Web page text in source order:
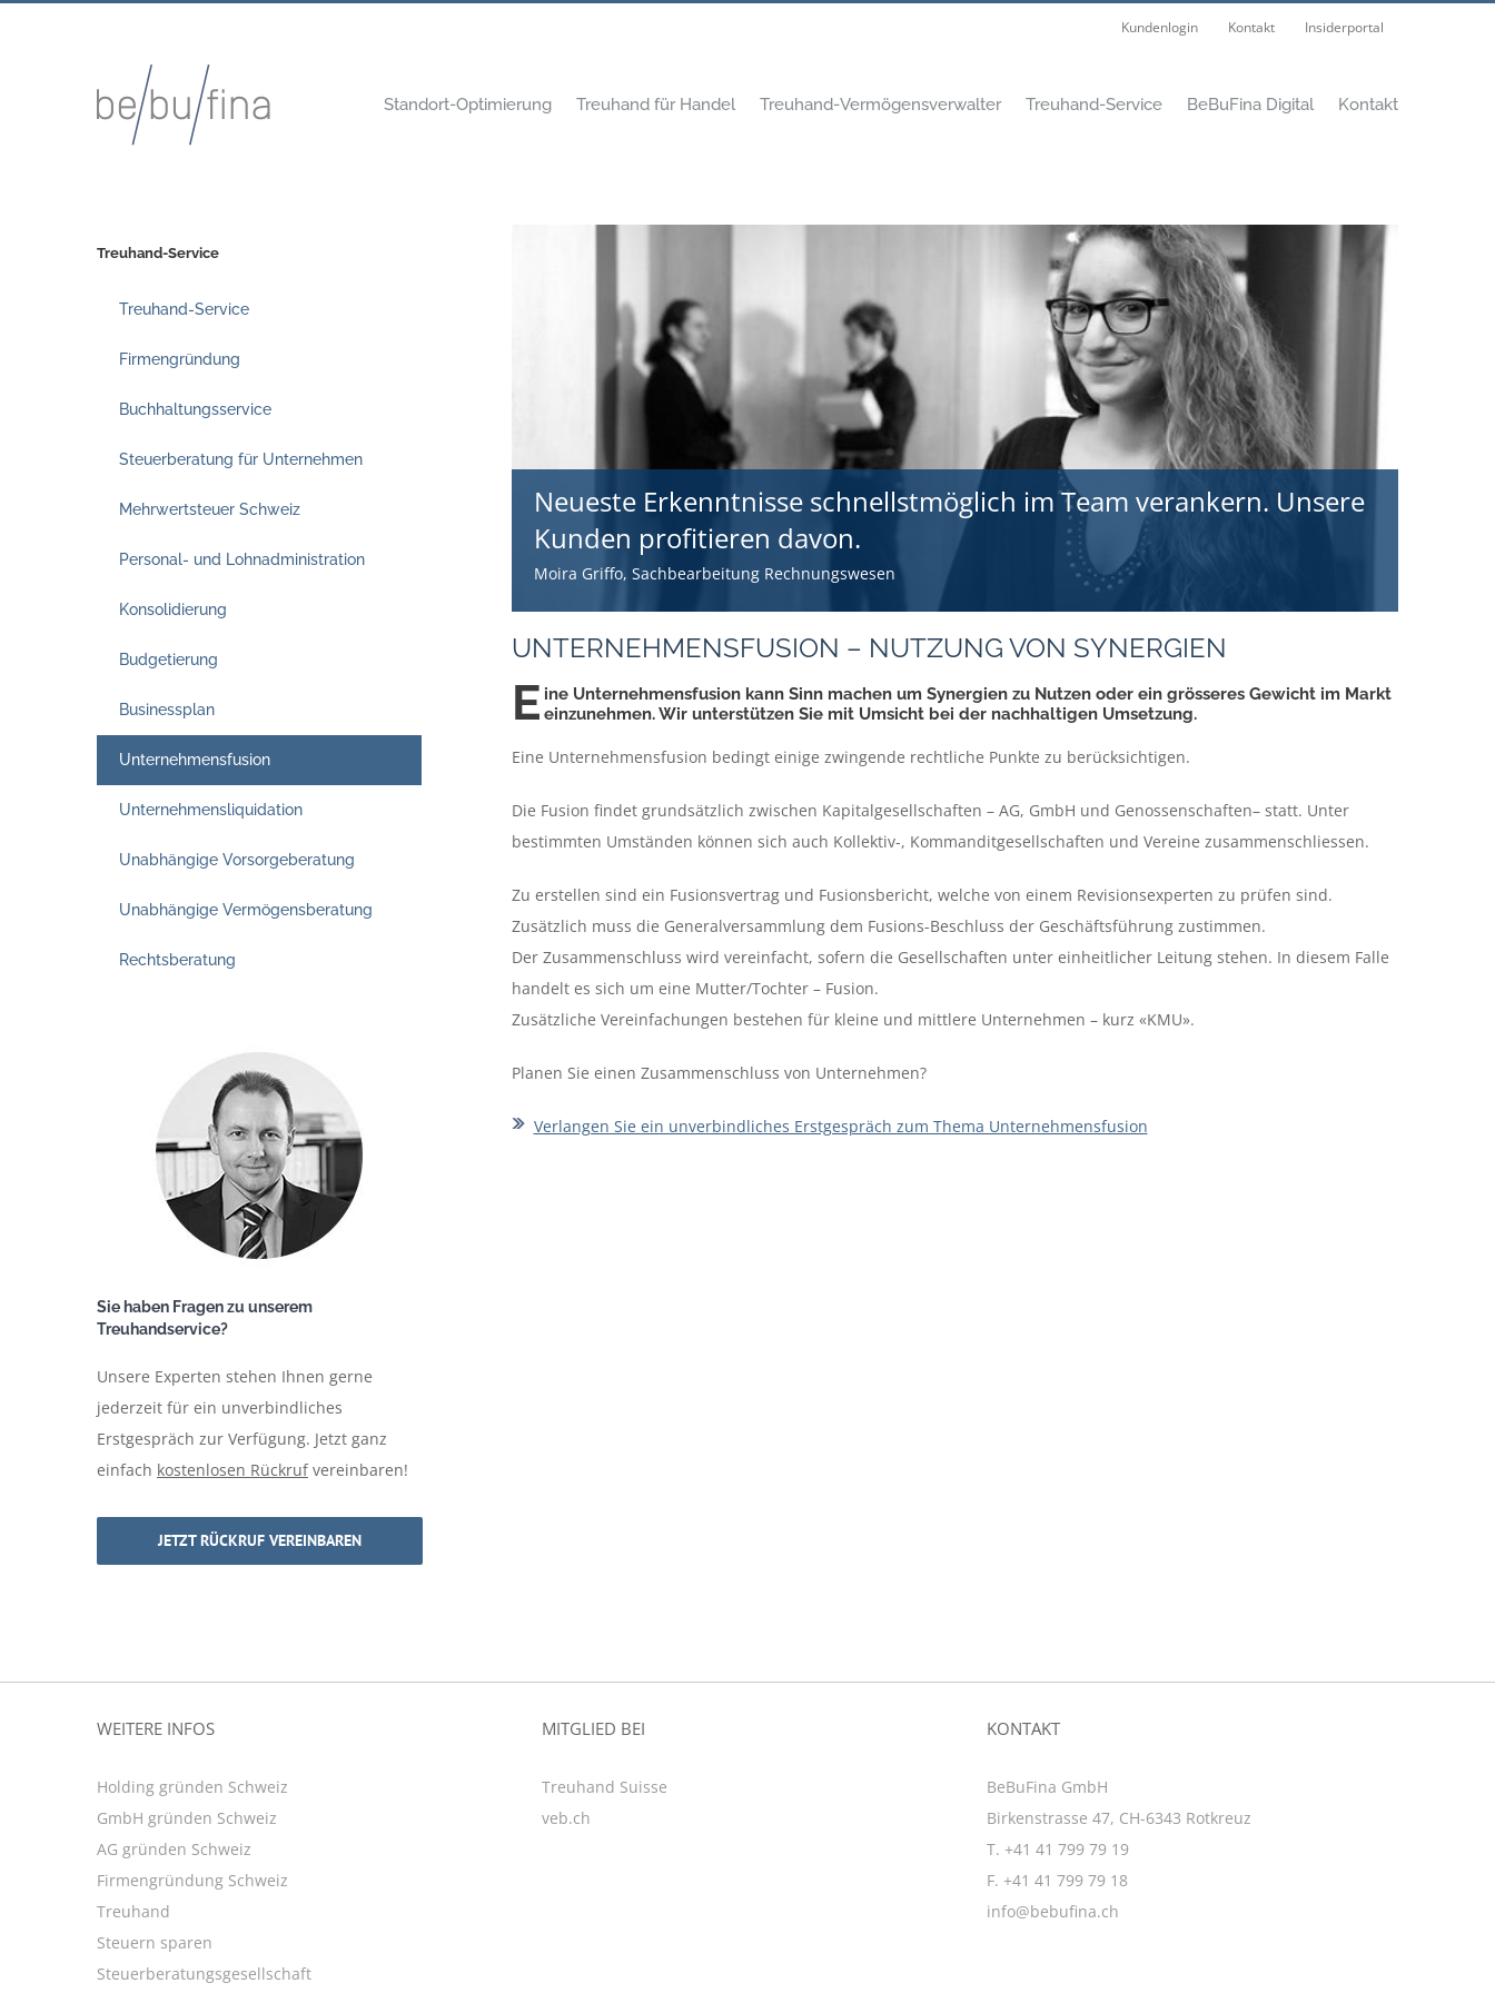
Kundenlogin Kontakt Insiderportal
Standort-Optimierung Treuhand für Handel Treuhand-Vermögensverwalter Treuhand-Service BeBuFina Digital Kontakt
Neueste Erkenntnisse schnellstmöglich im Team verankern. Unsere
Kunden profitieren davon.
Moira Griffo, Sachbearbeitung Rechnungswesen
UNTERNEHMENSFUSION – NUTZUNG VON SYNERGIEN
E ine Unternehmensfusion kann Sinn machen um Synergien zu Nutzen oder ein grösseres Gewicht im Markt
einzunehmen. Wir unterstützen Sie mit Umsicht bei der nachhaltigen Umsetzung.
Eine Unternehmensfusion bedingt einige zwingende rechtliche Punkte zu berücksichtigen.
Die Fusion findet grundsätzlich zwischen Kapitalgesellschaften – AG, GmbH und Genossenschaften– statt. Unter
bestimmten Umständen können sich auch Kollektiv-, Kommanditgesellschaften und Vereine zusammenschliessen.
Zu erstellen sind ein Fusionsvertrag und Fusionsbericht, welche von einem Revisionsexperten zu prüfen sind.
Zusätzlich muss die Generalversammlung dem Fusions-Beschluss der Geschäftsführung zustimmen.
Der Zusammenschluss wird vereinfacht, sofern die Gesellschaften unter einheitlicher Leitung stehen. In diesem Falle
handelt es sich um eine Mutter/Tochter – Fusion.
Zusätzliche Vereinfachungen bestehen für kleine und mittlere Unternehmen – kurz «KMU».
Planen Sie einen Zusammenschluss von Unternehmen?
Verlangen Sie ein unverbindliches Erstgespräch zum Thema Unternehmensfusion
Treuhand-Service
Treuhand-Service
Firmengründung
Buchhaltungsservice
Steuerberatung für Unternehmen
Mehrwertsteuer Schweiz
Personal- und Lohnadministration
Konsolidierung
Budgetierung
Businessplan
Unternehmensfusion
Unternehmensliquidation
Unabhängige Vorsorgeberatung
Unabhängige Vermögensberatung
Rechtsberatung
Sie haben Fragen zu unserem
Treuhandservice?
Unsere Experten stehen Ihnen gerne
jederzeit für ein unverbindliches
Erstgespräch zur Verfügung. Jetzt ganz
einfach kostenlosen Rückrufvereinbaren!
JETZT RÜCKRUF VEREINBAREN
WEITERE INFOS
Holding gründen Schweiz
GmbH gründen Schweiz
AG gründen Schweiz
Firmengründung Schweiz
Treuhand
Steuern sparen
Steuerberatungsgesellschaft
MITGLIED BEI
Treuhand Suisse
veb.ch
KONTAKT
BeBuFina GmbH
Birkenstrasse 47, CH-6343 Rotkreuz
T. +41 41 799 79 19
F. +41 41 799 79 18
info@bebufina.ch